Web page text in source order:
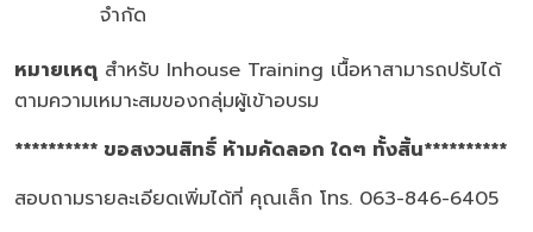
จำกัด
หมายเหตุ สำหรับ Inhouse Training เนื้อหาสามารถปรับได้
ตามความเหมาะสมของกลุ่มผู้เข้าอบรม
********** ขอสงวนสิทธิ์ ห้ามคัดลอก ใดๆ ทั้งสิ้น**********
สอบถามรายละเอียดเพิ่มได้ที่ คุณเล็ก โทร. 063-846-6405